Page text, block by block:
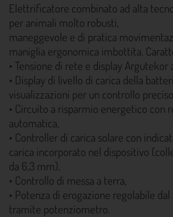
Elettrificatore combinato ad alta
per animali molto robusti,
maneggevole e di pratica
maniglia ergonomica imbottita.
• Tensione di rete e display Argutekor
• Display di livello di carica della
visualizzazioni per un controllo
• Circuito a risparmio energetico con
automatica,
• Controller di carica solare con
carica incorporato nel dispositivo
da 6,3 mm),
• Controllo di messa a terra,
• Potenza di erogazione regolabile dal
tramite potenziometro.